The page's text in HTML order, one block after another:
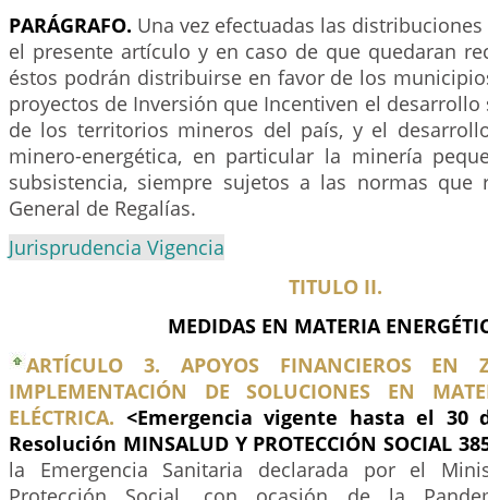
PARÁGRAFO. Una vez efectuadas las
el presente artículo y en caso de que quedaran
éstos podrán distribuirse en favor de los
proyectos de Inversión que Incentiven el
de los territorios mineros del país, y el
minero-energética, en particular la minería
subsistencia, siempre sujetos a las normas que
General de Regalías.
Jurisprudencia Vigencia
TITULO II.
MEDIDAS EN MATERIA
ARTÍCULO 3. APOYOS FINANCIEROS EN
IMPLEMENTACIÓN DE SOLUCIONES EN
ELÉCTRICA. <Emergencia vigente hasta el 30
Resolución MINSALUD Y PROTECCIÓN SOCIAL
la Emergencia Sanitaria declarada por el